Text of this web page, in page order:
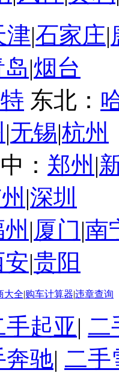
津|石家庄|
|烟台
东北：
|无锡|杭州
： 郑州 |
|深圳
|厦门|南
|贵阳
大全|购车计算器|违章查询
手起亚| 二
奔驰| 二手